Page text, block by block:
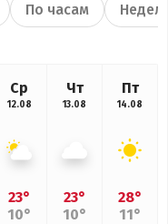
По часам
Ср
12.08
23°
10°
Чт
13.08
23°
10°
Пт
14.08
28°
11°